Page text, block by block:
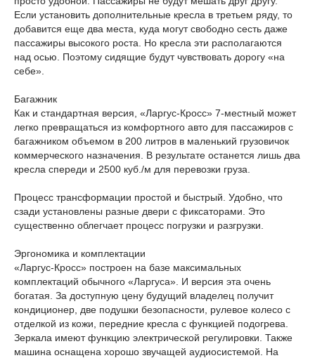
Если установить дополнительные кресла в третьем ряду, то
добавится еще два места, куда могут свободно сесть даже
пассажиры высокого роста. Но кресла эти располагаются
над осью. Поэтому сидящие будут чувствовать дорогу «на
себе».
Багажник
Как и стандартная версия, «Ларгус-Кросс» 7-местный может
легко превращаться из комфортного авто для пассажиров с
багажником объемом в 200 литров в маленький грузовичок
коммерческого назначения. В результате останется лишь два
кресла спереди и 2500 куб./м для перевозки груза.
Процесс трансформации простой и быстрый. Удобно, что
сзади установлены разные двери с фиксаторами. Это
существенно облегчает процесс погрузки и разгрузки.
Эргономика и комплектации
«Ларгус-Кросс» построен на базе максимальных
комплектаций обычного «Ларгуса». И версия эта очень
богатая. За доступную цену будущий владелец получит
кондиционер, две подушки безопасности, рулевое колесо с
отделкой из кожи, передние кресла с функцией подогрева.
Зеркала имеют функцию электрической регулировки. Также
машина оснащена хорошо звучащей аудиосистемой. На